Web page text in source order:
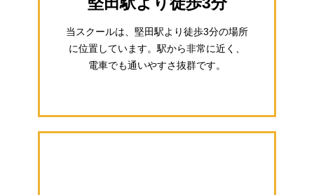
当スクールは、堅田駅より徒歩3分の場所
に位置しています。駅から非常に近く、
電車でも通いやすさ抜群です。